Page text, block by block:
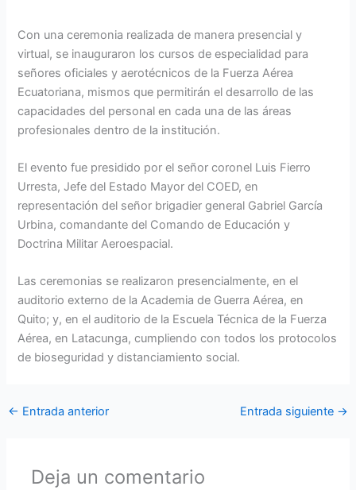
Con una ceremonia realizada de manera presencial y
virtual, se inauguraron los cursos de especialidad para
señores oficiales y aerotécnicos de la Fuerza Aérea
Ecuatoriana, mismos que permitirán el desarrollo de las
capacidades del personal en cada una de las áreas
profesionales dentro de la institución.
El evento fue presidido por el señor coronel Luis Fierro
Urresta, Jefe del Estado Mayor del COED, en
representación del señor brigadier general Gabriel García
Urbina, comandante del Comando de Educación y
Doctrina Militar Aeroespacial.
Las ceremonias se realizaron presencialmente, en el
auditorio externo de la Academia de Guerra Aérea, en
Quito; y, en el auditorio de la Escuela Técnica de la Fuerza
Aérea, en Latacunga, cumpliendo con todos los protocolos
de bioseguridad y distanciamiento social.
← Entrada anterior Entrada siguiente →
Deja un comentario